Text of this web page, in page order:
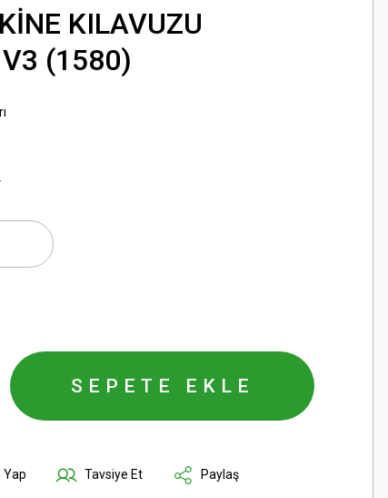
KILAVUZU
(1580)
SEPETE EKLE
Yap Tavsiye Et Paylaş